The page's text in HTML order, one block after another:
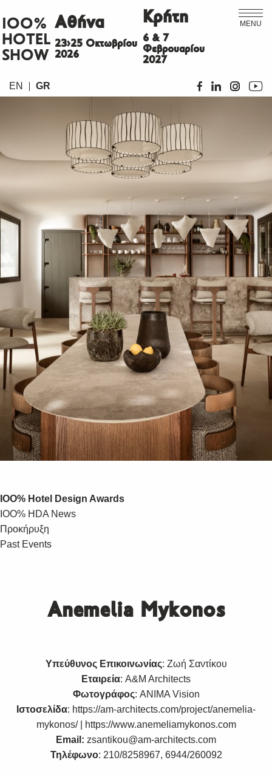
MENU
ΙΟΟ%
HOTEL
SHOW
Αθήνα
23>25 Οκτωβρίου
2026
Κρήτη
6 & 7
Φεβρουαρίου
2027
EN GR
IOO% Hotel Design Awards
IOO% HDA News
Προκήρυξη
Past Events
Anemelia Mykonos
Υπεύθυνος Επικοινωνίας: Ζωή Σαντίκου
Εταιρεία: A&M Architects
Φωτογράφος: ANIMA Vision
Ιστοσελίδα: https://am-architects.com/project/anemelia-
mykonos/ | https://www.anemeliamykonos.com
Email: zsantikou@am-architects.com
Τηλέφωνο: 210/8258967, 6944/260092